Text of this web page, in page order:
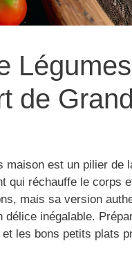
de
maison est un pilier
qui réchauffe le corps
mais sa version
délice inégalable.
les bons petits plats